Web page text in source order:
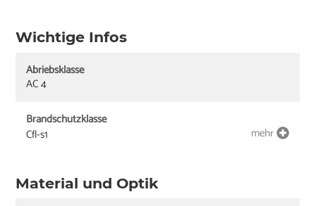
Wichtige Infos
Abriebsklasse
AC 4
Brandschutzklasse
Cfl-s1
mehr
Material und Optik